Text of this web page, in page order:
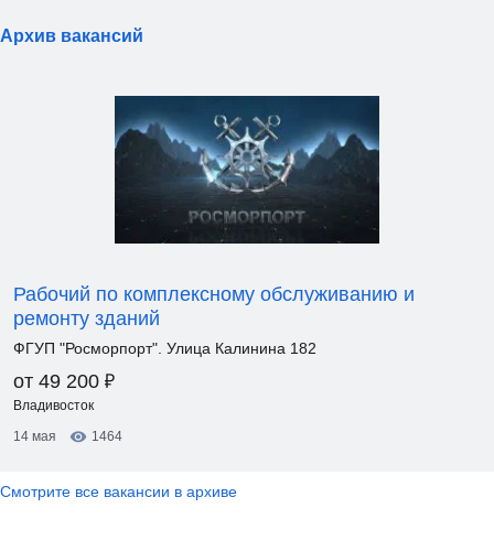
Архив вакансий
Рабочий по комплексному обслуживанию и
ремонту зданий
ФГУП "Росморпорт". Улица Калинина 182
от 49 200 ₽
Владивосток
14 мая
1464
Смотрите все вакансии в архиве